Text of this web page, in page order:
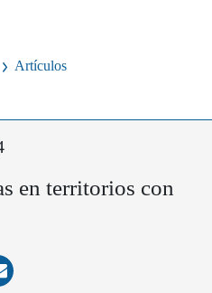
Artículos
en territorios con